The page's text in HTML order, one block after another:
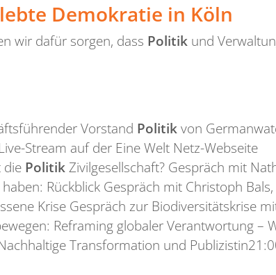
Demokratie in Köln
wir dafür sorgen, dass Politik und
Vorstand Politikvon
Stream auf der Eine Welt Netz-Webseite
die PolitikZivilgesellschaft? Gespräch mit
Rückblick Gespräch mit Christoph Bals,
Krise Gespräch zur Biodiversitätskrise
Reframing globaler Verantwortung –
Transformation und